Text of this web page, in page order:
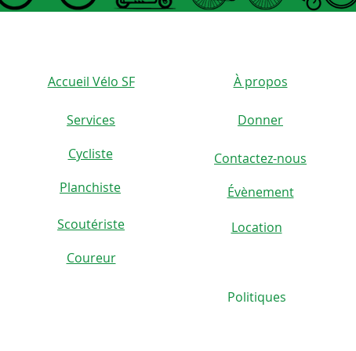
Accueil Vélo SF
Location
Cycliste
Planchiste
Scoutériste
Coureur
Services
À propos
Donner
Contactez-nous
Évènement
Politiques